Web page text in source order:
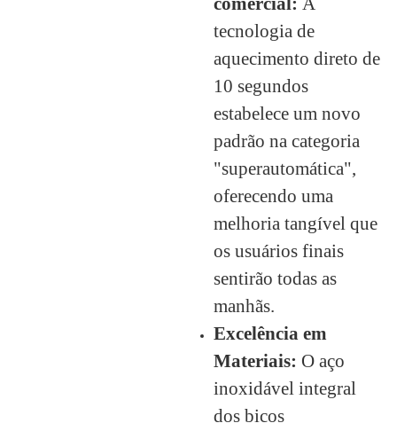
tecnologia de
aquecimento direto de
10 segundos
estabelece um novo
padrão na categoria
"superautomática",
oferecendo uma
melhoria tangível que
os usuários finais
sentirão todas as
manhãs.
Excelência em
Materiais: O aço
inoxidável integral
dos bicos